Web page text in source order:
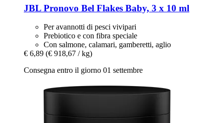
JBL Pronovo Bel Flakes Baby, 3 x 10 ml
Per avannotti di pesci vivipari
Prebiotico e con fibra speciale
Con salmone, calamari, gamberetti, aglio
€ 6,89 (€ 918,67 / kg)
Consegna entro il giorno 01 settembre